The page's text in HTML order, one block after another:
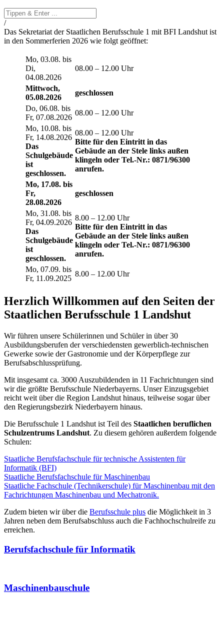
/
Das Sekretariat der Staatlichen Berufsschule 1 mit BFI Landshut ist
in den Sommerferien 2026 wie folgt geöffnet:
Mo, 03.08. bis
Di,
04.08.2026
08.00 – 12.00 Uhr
Mittwoch,
05.08.2026
geschlossen
Do, 06.08. bis
Fr, 07.08.2026
08.00 – 12.00 Uhr
Mo, 10.08. bis
Fr, 14.08.2026
Das
Schulgebäude
ist
geschlossen.
08.00 – 12.00 Uhr
Bitte für den Eintritt in das
Gebäude an der Stele links außen
klingeln oder Tel.-Nr.: 0871/96300
anrufen.
Mo, 17.08. bis
Fr,
28.08.2026
geschlossen
Mo, 31.08. bis
Fr, 04.09.2026
Das
Schulgebäude
ist
geschlossen.
8.00 – 12.00 Uhr
Bitte für den Eintritt in das
Gebäude an der Stele links außen
klingeln oder Tel.-Nr.: 0871/96300
anrufen.
Mo, 07.09. bis
Fr, 11.09.2025
8.00 – 12.00 Uhr
Herzlich Willkommen auf den Seiten der
Staatlichen Berufsschule 1 Landshut
Wir führen unsere Schülerinnen und Schüler in über 30
Ausbildungsberufen der verschiedensten gewerblich-technischen
Gewerke sowie der Gastronomie und der Körperpflege zur
Berufsabschlussprüfung.
Mit insgesamt ca. 3000 Auszubildenden in 11 Fachrichtungen sind
wir die größte Berufsschule Niederbayerns. Unser Einzugsgebiet
reicht weit über die Region Landshut hinaus, teilweise sogar über
den Regierungsbezirk Niederbayern hinaus.
Die Berufsschule 1 Landshut ist Teil des Staatlichen beruflichen
Schulzentrums Landshut. Zu diesem gehören außerdem folgende
Schulen:
Staatliche Berufsfachschule für technische Assistenten für
Informatik (BFI)
Staatliche Berufsfachschule für Maschinenbau
Staatliche Fachschule (Technikerschule) für Maschinenbau mit den
Fachrichtungen Maschinenbau und Mechatronik.
Zudem bieten wir über die Berufsschule plus die Möglichkeit in 3
Jahren neben dem Berufsabschluss auch die Fachhochschulreife zu
erreichen.
Berufsfachschule für Informatik
Maschinenbauschule